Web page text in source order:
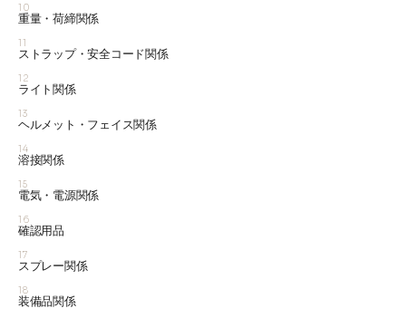
10
重量・荷締関係
11
ストラップ・安全コード関係
12
ライト関係
13
ヘルメット・フェイス関係
14
溶接関係
15
電気・電源関係
16
確認用品
17
スプレー関係
18
装備品関係